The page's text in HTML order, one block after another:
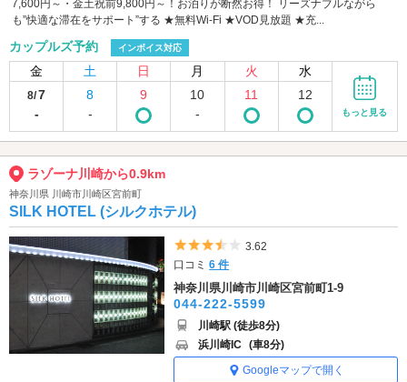
7,600円～・金土祝前9,800円～！お泊りが断然お得！ リーズナブルながら
も”快適な滞在をサポート”する ★無料Wi-Fi ★VOD見放題 ★充...
カップルズ予約 インボイス対応
金 土 日 月 火 水
8/7
-
8
-
9
10
-
11 12
もっと見る
ラゾーナ川崎から0.9km
神奈川県 川崎市川崎区宮前町
SILK HOTEL (シルクホテル)
5つ星のうち3.5
3.62
口コミ6 件
神奈川県川崎市川崎区宮前町1-9
044-222-5599
川崎駅 (徒歩8分)
浜川崎IC (車8分)
Googleマップで開く